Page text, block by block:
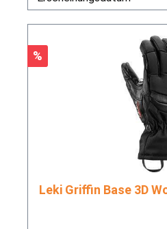
Rabatt
%
Leki Griffin Base 3D